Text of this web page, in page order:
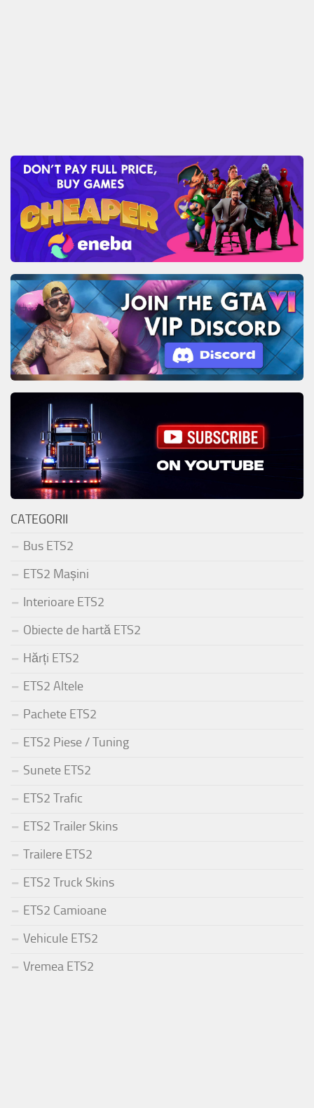
CATEGORII
Bus ETS2
ETS2 Mașini
Interioare ETS2
Obiecte de hartă ETS2
Hărți ETS2
ETS2 Altele
Pachete ETS2
ETS2 Piese / Tuning
Sunete ETS2
ETS2 Trafic
ETS2 Trailer Skins
Trailere ETS2
ETS2 Truck Skins
ETS2 Camioane
Vehicule ETS2
Vremea ETS2